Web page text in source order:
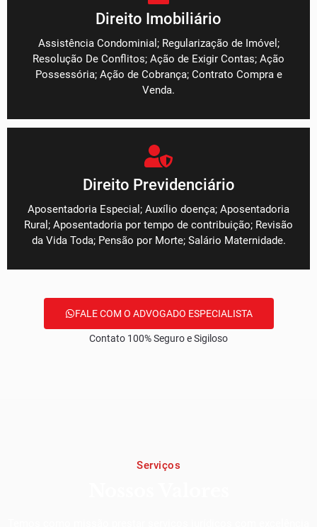
Direito Imobiliário
Assistência Condominial; Regularização de Imóvel;
Resolução De Conflitos; Ação de Exigir Contas; Ação
Possessória; Ação de Cobrança; Contrato Compra e
Venda.
Direito Previdenciário
Aposentadoria Especial; Auxílio doença; Aposentadoria
Rural; Aposentadoria por tempo de contribuição; Revisão
da Vida Toda; Pensão por Morte; Salário Maternidade.
FALE COM O ADVOGADO ESPECIALISTA
Contato 100% Seguro e Sigiloso
Serviços